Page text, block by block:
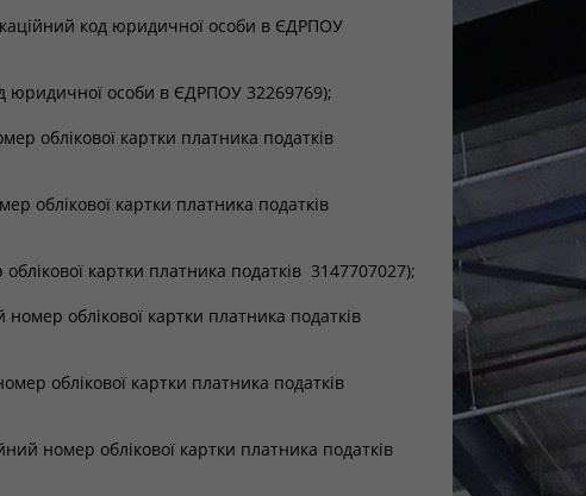
код юридичної особи в ЄДРПОУ
юридичної особи в ЄДРПОУ 32269769);
облікової картки платника податків
облікової картки платника податків
картки платника податків 3147707027);
облікової картки платника податків
облікової картки платника податків
номер облікової картки платника податків